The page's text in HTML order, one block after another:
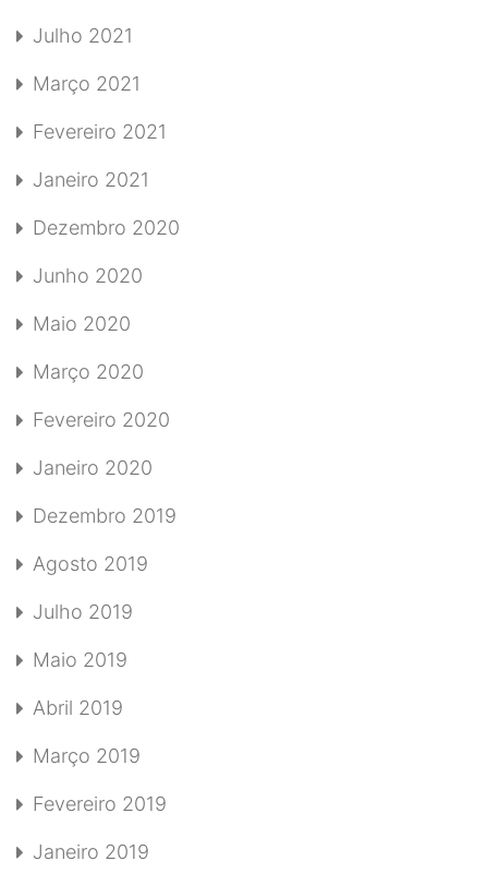
Julho 2021
Março 2021
Fevereiro 2021
Janeiro 2021
Dezembro 2020
Junho 2020
Maio 2020
Março 2020
Fevereiro 2020
Janeiro 2020
Dezembro 2019
Agosto 2019
Julho 2019
Maio 2019
Abril 2019
Março 2019
Fevereiro 2019
Janeiro 2019